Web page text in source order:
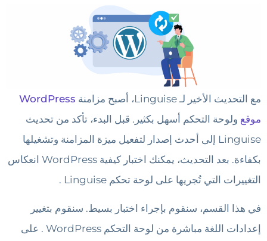
مع التحديث الأخير لـ Linguise، أصبح مزامنة
WordPress
موقع ولوحة التحكم أسهل بكثير. قبل البدء، تأكد من تحديث
Linguise إلى أحدث إصدار لتفعيل ميزة المزامنة وتشغيلها
بكفاءة. بعد التحديث، يمكنك اختبار كيفية WordPress انعكاس
التغييرات التي تُجريها على لوحة تحكم Linguise .
في هذا القسم، سنقوم بإجراء اختبار بسيط. سنقوم بتغيير
إعدادات اللغة مباشرة من لوحة التحكم WordPress . على